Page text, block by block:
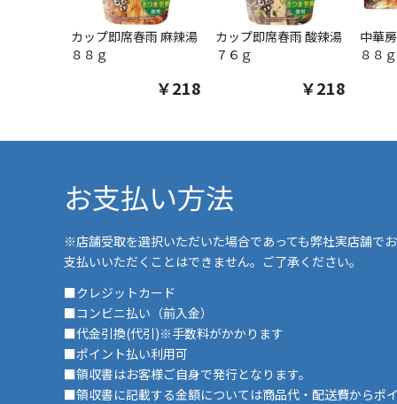
カップ即席春雨 麻辣湯
８８ｇ
￥218
カップ即席春雨 酸辣湯
７６ｇ
￥218
中華
８８
お支払い方法
※店舗受取を選択いただいた場合であっても弊社実店舗でお
支払いいただくことはできません。ご了承ください。
■クレジットカード
■コンビニ払い（前入金）
■代金引換(代引)※手数料がかかります
■ポイント払い利用可
■領収書はお客様ご自身で発行となります。
■領収書に記載する金額については商品代・配送費からポ